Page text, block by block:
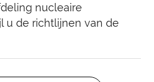
nucleaire
u de richtlijnen van de